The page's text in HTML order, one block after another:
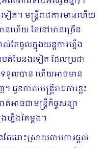
ត។ មន្ត្រីរាជការមានហើយ
នហើយ តែនៅមានច្រើន
តែចូលក្នុងយន្តការហ្នឹង
ត់បែនឯទៀត ដែលប្រជា
ទួលបាន ហើយអាចមាន
នកាលមន្ត្រីរាជការខ្លះ
អាចជាមន្ត្រីកិច្ចសន្យា
ហ្នឹងតែម្តង។
ែដោះស្រាយតាមការផ្តល់